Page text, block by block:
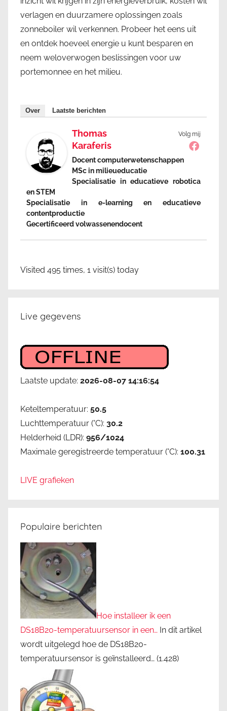
verlagen en duurzamere oplossingen zoals
zonneboiler wil verkennen. Probeer het eens uit
en ontdek hoeveel energie u kunt besparen en
neem weloverwogen beslissingen voor uw
portemonnee en het milieu.
Over Laatste berichten
Volg mij
Thomas
Karaferis
Docent computerwetenschappen
MSc in milieueducatie
Specialisatie in educatieve robotica
en STEM
Specialisatie in e-learning en educatieve
contentproductie
Gecertificeerd volwassenendocent
Visited 495 times, 1 visit(s) today
Live gegevens
Laatste update: 2026-08-07 14:16:54
Keteltemperatuur: 50.5
Luchttemperatuur (°C): 30.2
Helderheid (LDR): 956/1024
Maximale geregistreerde temperatuur (°C): 100.31
LIVE grafieken
Populaire berichten
Hoe installeer ik een
DS18B20-temperatuursensor in een… In dit artikel
wordt uitgelegd hoe de DS18B20-
temperatuursensor is geïnstalleerd… (1.428)